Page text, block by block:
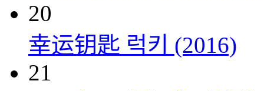
20
幸运钥匙 럭키 (2016)
21